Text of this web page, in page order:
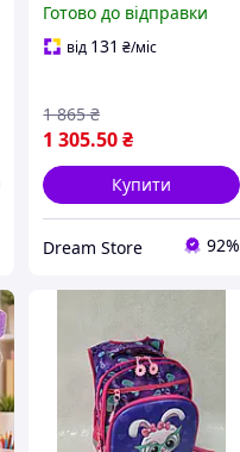
зручний портфель для
навчання у школі
Готово до відправки
від 131 ₴/міс
1 305.50₴
1 865 ₴
Купити
Dream Store 92%